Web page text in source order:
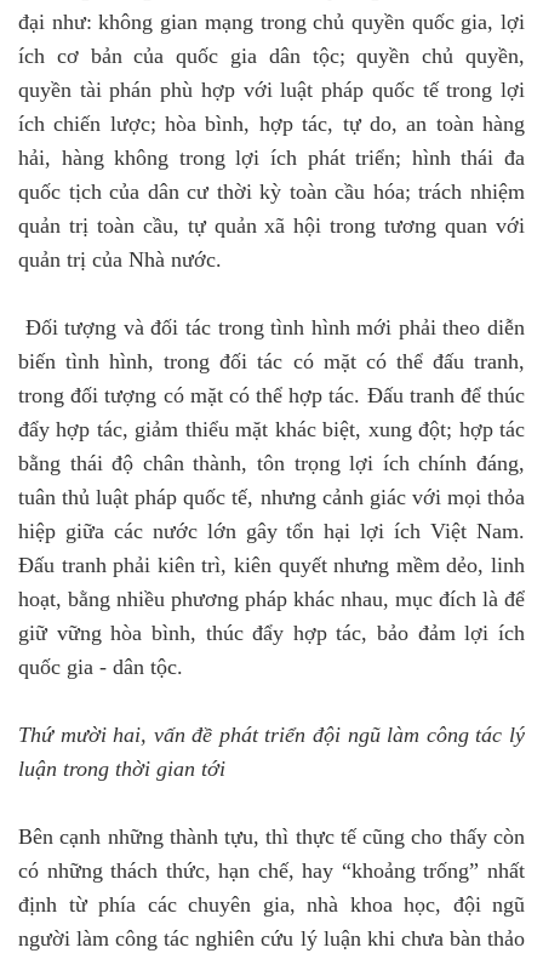
đại như: không gian mạng trong chủ quyền quốc gia, lợi
ích cơ bản của quốc gia dân tộc; quyền chủ quyền,
quyền tài phán phù hợp với luật pháp quốc tế trong lợi
ích chiến lược; hòa bình, hợp tác, tự do, an toàn hàng
hải, hàng không trong lợi ích phát triển; hình thái đa
quốc tịch của dân cư thời kỳ toàn cầu hóa; trách nhiệm
quản trị toàn cầu, tự quản xã hội trong tương quan với
quản trị của Nhà nước.
Đối tượng và đối tác trong tình hình mới phải theo diễn
biến tình hình, trong đối tác có mặt có thể đấu tranh,
trong đối tượng có mặt có thể hợp tác. Đấu tranh để thúc
đẩy hợp tác, giảm thiểu mặt khác biệt, xung đột; hợp tác
bằng thái độ chân thành, tôn trọng lợi ích chính đáng,
tuân thủ luật pháp quốc tế, nhưng cảnh giác với mọi thỏa
hiệp giữa các nước lớn gây tổn hại lợi ích Việt Nam.
Đấu tranh phải kiên trì, kiên quyết nhưng mềm dẻo, linh
hoạt, bằng nhiều phương pháp khác nhau, mục đích là để
giữ vững hòa bình, thúc đẩy hợp tác, bảo đảm lợi ích
quốc gia - dân tộc.
Thứ mười hai, vấn đề phát triển đội ngũ làm công tác lý
luận trong thời gian tới
Bên cạnh những thành tựu, thì thực tế cũng cho thấy còn
có những thách thức, hạn chế, hay “khoảng trống” nhất
định từ phía các chuyên gia, nhà khoa học, đội ngũ
người làm công tác nghiên cứu lý luận khi chưa bàn thảo